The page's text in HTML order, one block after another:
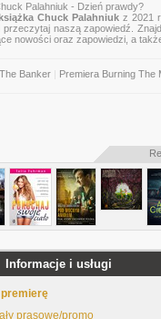
Palahniuk - Dzień prawdy?
Chuck Palahniukz 2021
naszą zapowiedź.
nowości oraz zapowiedzi, a
Banker Premiera Burning The
Informacje i usługi
premierę
prasowe/promo